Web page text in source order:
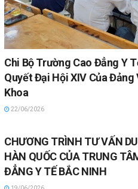
Chi Bộ Trường Cao Đẳng Y
Quyết Đại Hội XIV Của
Khoa
22/06/2026
CHƯƠNG TRÌNH TƯ VẤN
HÀN QUỐC CỦA TRUNG
ĐẲNG Y TẾ BẮC NINH